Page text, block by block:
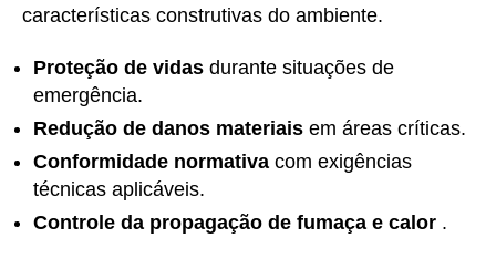
características construtivas do ambiente.
Proteção de vidas durante situações de
emergência.
Redução de danos materiais em áreas críticas.
Conformidade normativa com exigências
técnicas aplicáveis.
Controle da propagação de fumaça e calor .